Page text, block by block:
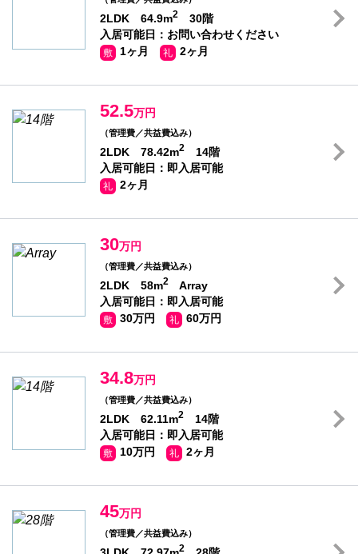
2LDK 64.9m2
30階
入居可能日：お問い合わせください
敷 1ヶ月 礼 2ヶ月
52.5万円
（管理費／共益費込み）
2LDK 78.42m2
14階
入居可能日：即入居可能
礼 2ヶ月
30万円
（管理費／共益費込み）
2LDK 58m2
Array
入居可能日：即入居可能
敷 30万円 礼 60万円
34.8万円
（管理費／共益費込み）
2LDK 62.11m2
14階
入居可能日：即入居可能
敷 10万円 礼 2ヶ月
45万円
（管理費／共益費込み）
2